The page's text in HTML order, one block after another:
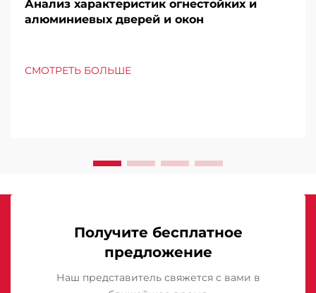
Анализ характеристик огнестойких и
алюминиевых дверей и окон
СМОТРЕТЬ БОЛЬШЕ
Получите бесплатное
предложение
Наш представитель свяжется с вами в